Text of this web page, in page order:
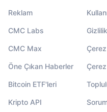
Reklam
CMC Labs
CMC Max
Öne Çıkan Haberler
Bitcoin ETF'leri
Kripto API